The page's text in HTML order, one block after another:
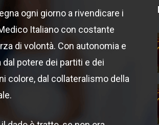
ogni giorno a rivendicare i
Italiano con costante
di volontà. Con autonomia e
potere dei partiti e dei
colore, dal collateralismo della